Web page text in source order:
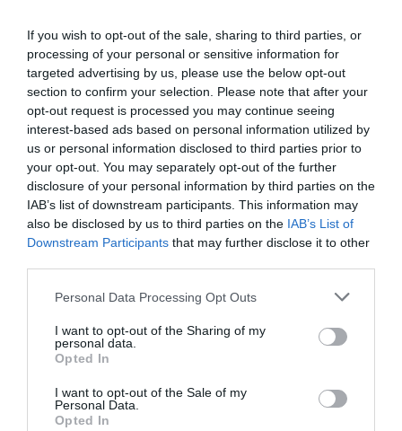
If you wish to opt-out of the sale, sharing to third parties, or
processing of your personal or sensitive information for
targeted advertising by us, please use the below opt-out
section to confirm your selection. Please note that after your
opt-out request is processed you may continue seeing
interest-based ads based on personal information utilized by
us or personal information disclosed to third parties prior to
your opt-out. You may separately opt-out of the further
disclosure of your personal information by third parties on the
IAB’s list of downstream participants. This information may
also be disclosed by us to third parties on the IAB’s List of
Downstream Participants that may further disclose it to other
Personal Data Processing Opt Outs
I want to opt-out of the Sharing of my
personal data.
Opted In
I want to opt-out of the Sale of my
Personal Data.
Opted In
Όχι: τελικά δεν τους –γ.
3) Ο πόνος της περιόδου
Σε καθαρά «τεχνικό» επίπεδο, αυτός δεν είναι ένας
αμιγώς αντρικός πόνος, αλλά εξωγενής. Ωστόσο, είναι
μια μορφή πόνου που ο άντρας δεν μπορεί ν’ αντέξει με
τίποτα: έστω πως δεν είσαι στην ευλογημένη κατηγορία
νούμερο 1 και δεν έχεις χωρίσει, αλλά εξακολουθείς να
έχεις κοπέλα.
γλυκιά και αξιαγάπητη γυναίκα σου μεταμορφώνεται σε
κάτι που συγκριτικά μ’ αυτήν, ο Χίτλερ θα εθεωρείτο
φιλάνθρωπος με καλές πιθανότητες να κερδίσει το